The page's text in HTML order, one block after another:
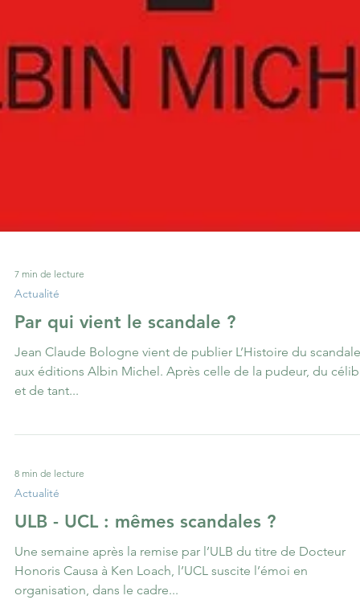
7 min de lecture
Par qui vient le scandale ?
Jean Claude Bologne vient de publier L’Histoire du scandale
et de tant...
8 min de lecture
ULB - UCL : mêmes scandales ?
Une semaine après la remise par l’ULB du titre de Docteur